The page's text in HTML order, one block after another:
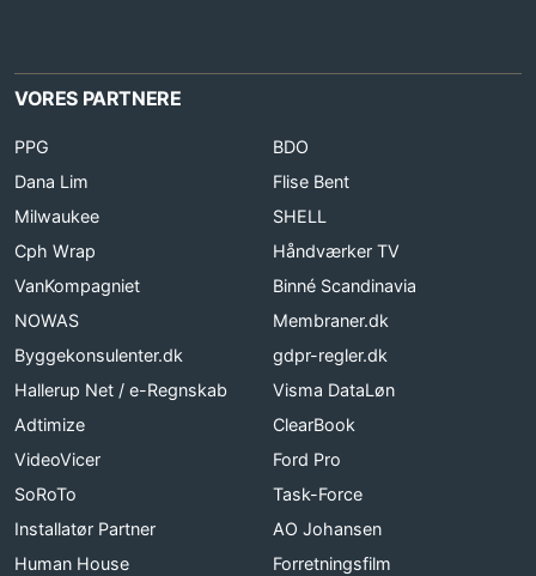
VORES PARTNERE
PPG
BDO
Dana Lim
Flise Bent
Milwaukee
SHELL
Cph Wrap
Håndværker TV
VanKompagniet
Binné Scandinavia
NOWAS
Membraner.dk
Byggekonsulenter.dk
gdpr-regler.dk
Hallerup Net / e-Regnskab
Visma DataLøn
Adtimize
ClearBook
VideoVicer
Ford Pro
SoRoTo
Task-Force
Installatør Partner
AO Johansen
Human House
Forretningsfilm